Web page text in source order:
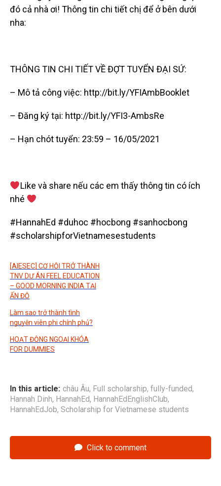
đó cả nhà ơi! Thông tin chi tiết chị để ở bên dưới
nha:
THÔNG TIN CHI TIẾT VỀ ĐỢT TUYỂN ĐẠI SỨ:
– Mô tả công việc: http://bit.ly/YFIAmbBooklet
– Đăng ký tại: http://bit.ly/YFI3-AmbsRe
– Hạn chót tuyển: 23:59 – 16/05/2021
Like và share nếu các em thấy thông tin có ích
nhé
#HannahEd #duhoc #hocbong #sanhocbong
#scholarshipforVietnamesestudents
[AIESEC] CƠ HỘI TRỞ THÀNH
TNV DỰ ÁN FEEL EDUCATION
– GOOD MORNING INDIA TẠI
ẤN ĐỘ
Làm sao trở thành tình
nguyện viên phi chính phủ?
HOẠT ĐỘNG NGOẠI KHÓA
FOR DUMMIES
In this article: châu Âu, Full scholarship, fully-funded,
Hannah Dinh, HannahEd, HannahEdEnglishClub,
HannahEdJob, Scholarship for Vietnamese students
Click to comment